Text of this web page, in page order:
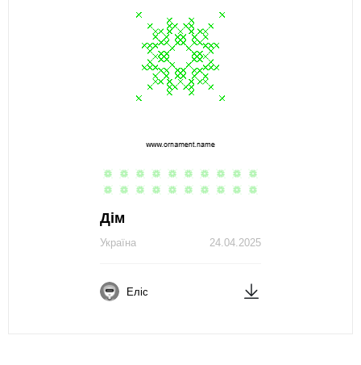
Дім
24.04.2025
Україна
Еліс